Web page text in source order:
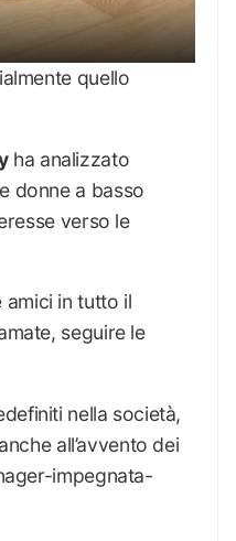
quello
ha analizzato
donne a basso
verso le
in tutto il
seguire le
nella società,
all’avvento dei
impegnata-